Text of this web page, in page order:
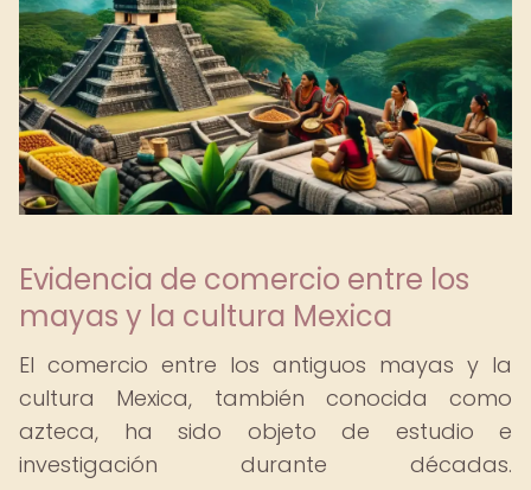
Evidencia de comercio entre los
mayas y la cultura Mexica
El comercio entre los antiguos mayas y la
cultura Mexica, también conocida como
azteca, ha sido objeto de estudio e
investigación durante décadas.